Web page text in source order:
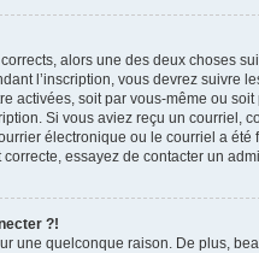
alors une des deux choses
l’inscription, vous devrez suivre
soit par vous-même ou
Si vous aviez reçu un courriel,
électronique ou le courriel a été
essayez de contacter un
?!
une quelconque raison. De plus,